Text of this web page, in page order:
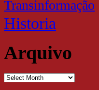
Transinformação
Historia
Arquivo
Arquivo